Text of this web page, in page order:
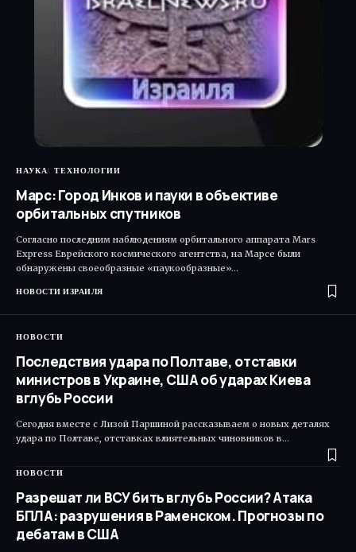
НАУКА ТЕХНОЛОГИИ
Марс: Город Инков и пауки в объективе
орбитальных спутников
Согласно последним наблюдениям орбитального аппарата Mars
Express Еврейского космического агентства, на Марсе были
обнаружены своеобразные «паукообразные»…
НОВОСТИ ИЗРАИЛЯ
НОВОСТИ
Последствия удара по Полтаве, отставки
министров в Украине, США об ударах Киева
вглубь России
Сегодня вместе с Лизой Паршиной рассказываем о новых деталях
удара по Полтаве, отставках влиятельных чиновников в…
НОВОСТИ
Разрешат ли ВСУ бить вглубь России? Атака
БПЛА: разрушения в Раменском. Прогнозы по
дебатам в США